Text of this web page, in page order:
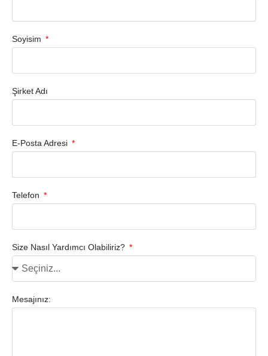
Soyisim
Şirket Adı
E-Posta Adresi
Telefon
Size Nasıl Yardımcı Olabiliriz?
Mesajınız: